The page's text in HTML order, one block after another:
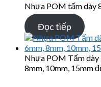
Nhựa POM tấm dày
Đọc tiếp
Nhựa POM Tấm dày
8mm, 10mm, 15mm